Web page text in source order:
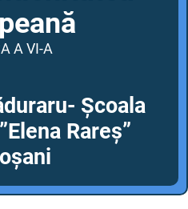
A VI-A
Școala
Rareș”